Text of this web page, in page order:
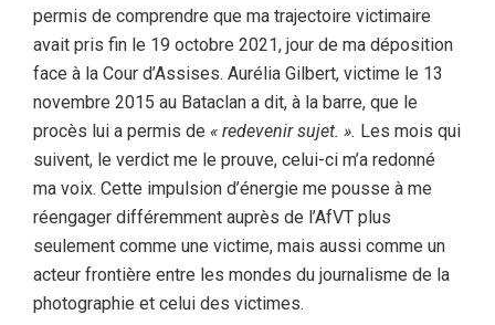
permis de comprendre que ma trajectoire victimaire
avait pris fin le 19 octobre 2021, jour de ma déposition
face à la Cour d’Assises. Aurélia Gilbert, victime le 13
novembre 2015 au Bataclan a dit, à la barre, que le
procès lui a permis de « redevenir sujet. ». Les mois qui
suivent, le verdict me le prouve, celui-ci m’a redonné
ma voix. Cette impulsion d’énergie me pousse à me
réengager différemment auprès de l’AfVT plus
seulement comme une victime, mais aussi comme un
acteur frontière entre les mondes du journalisme de la
photographie et celui des victimes.